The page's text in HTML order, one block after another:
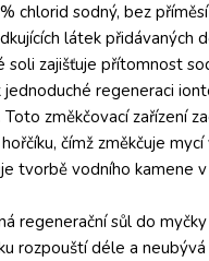
chlorid sodný, bez
látek přidávaných
soli zajišťuje přítomnost
jednoduché regeneraci
Toto změkčovací zařízení
čímž změkčuje mycí
tvorbě vodního kamene
regenerační sůl do
rozpouští déle a